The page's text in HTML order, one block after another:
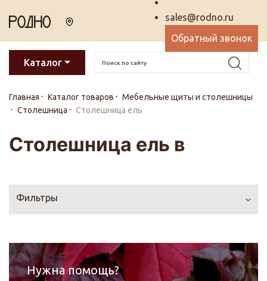
sales@rodno.ru
Обратный звонок
Каталог
Главная Каталог товаров
Мебельные щиты и столешницы
Столешница
Столешница ель
Столешница ель в
Фильтры
Нужна помощь?